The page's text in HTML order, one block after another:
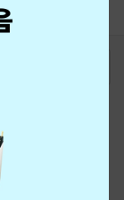
정책